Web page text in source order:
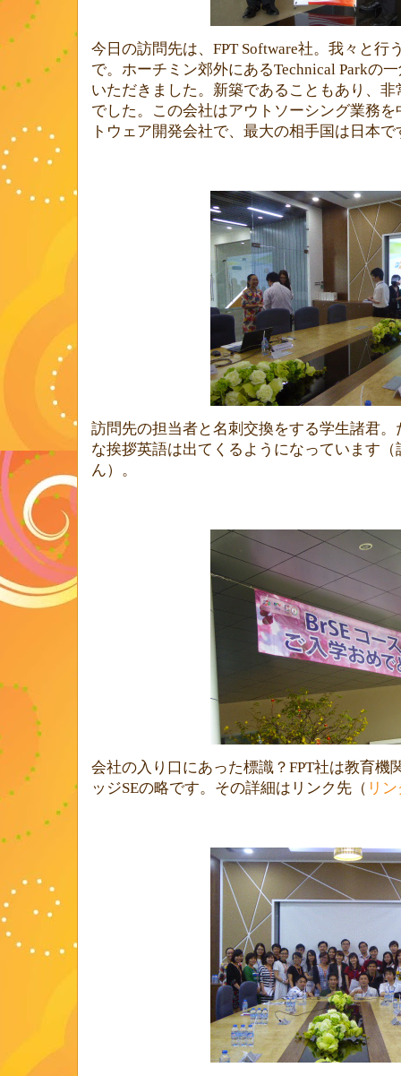
今日の訪問先は、 FPT Software社。我々と行
で。ホーチミン郊外にあるTechnical Parkの
いただきました。新築であることもあり、
でした。この会社はアウトソーシング業務
トウェア開発会社で、最大の相手国は日本で
訪問先の担当者と名刺交換をする学生諸君
な挨拶英語は出てくるようになっています
ん）。
会社の入り口にあった標識？ FPT社は教育機
ッジSEの略です。その詳細はリンク先（ リ